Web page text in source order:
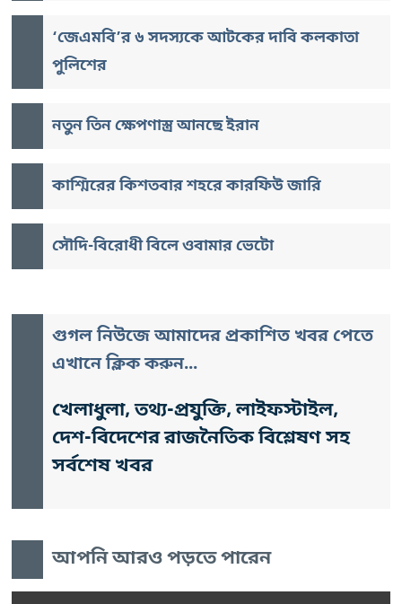
‘জেএমবি’র ৬ সদস্যকে আটকের দাবি কলকাতা
পুলিশের
নতুন তিন ক্ষেপণাস্ত্র আনছে ইরান
কাশ্মিরের কিশতবার শহরে কারফিউ জারি
সৌদি-বিরোধী বিলে ওবামার ভেটো
গুগল নিউজে আমাদের প্রকাশিত খবর পেতে
এখানে ক্লিক করুন...
খেলাধুলা, তথ্য-প্রযুক্তি, লাইফস্টাইল,
দেশ-বিদেশের রাজনৈতিক বিশ্লেষণ সহ
সর্বশেষ খবর
আপনি আরও পড়তে পারেন